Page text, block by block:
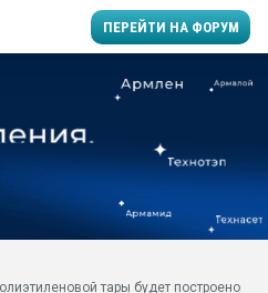
ПЕРЕЙТИ НА ФОРУМ
заводу пластмасс"
тары будет построено